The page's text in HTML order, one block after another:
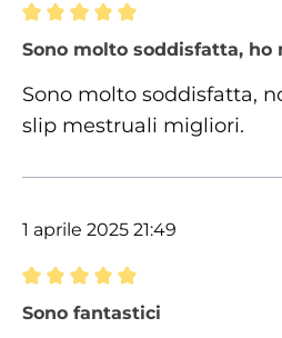
Recensione con
Sono molto soddisfatta,
Sono molto soddisfatta,
slip mestruali migliori.
1 aprile 2025 21:49
Recensione con
Sono fantastici